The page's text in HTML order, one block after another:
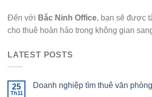
Đến với Bắc Ninh Office, bạn sẽ được
cho thuê hoàn hảo trong không gian
LATEST POSTS
25
Th11
Doanh nghiệp tìm thuê văn